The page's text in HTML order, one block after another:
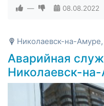
— 08.08.2022
Николаевск-на-Амуре,
Аварийная
Николаевск-